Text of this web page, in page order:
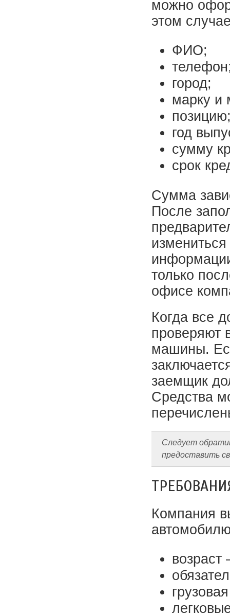
можно
этом
ФИО;
город;
марку и
год
сумму
срок
Сумма
После
только
офисе
Когда все
проверяют
машины.
заемщик
Средства
Следует
предоставить
Компания
возраст